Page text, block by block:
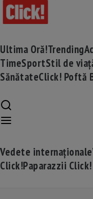
Ultima Oră!Trending
TimeSportStil de
SănătateClick! Poftă
Vedete internaționale
Click!Paparazzii Click!